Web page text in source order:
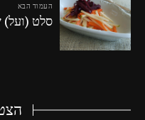
העמוד הבא
סלט (ועל)